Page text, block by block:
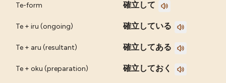
Te-form 確立して
Te + iru (ongoing) 確立している
Te + aru (resultant) 確立してある
Te + oku (preparation) 確立しておく